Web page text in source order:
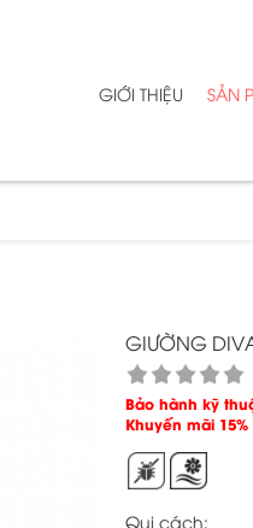
GIỚI THIỆU SẢN
GIƯỜNG
Bảo hành kỹ
Khuyến mãi 15%
Qui cách: